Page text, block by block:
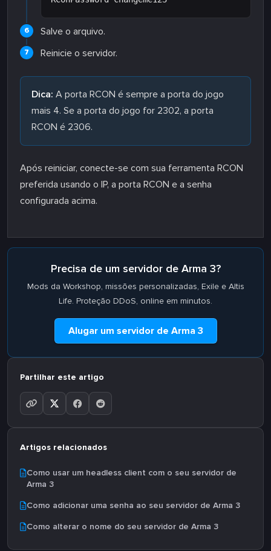
Salve o arquivo.
Reinicie o servidor.
Dica: A porta RCON é sempre a porta do jogo
mais 4. Se a porta do jogo for 2302, a porta
RCON é 2306.
Após reiniciar, conecte-se com sua ferramenta RCON
preferida usando o IP, a porta RCON e a senha
configurada acima.
Precisa de um servidor de Arma 3?
Mods da Workshop, missões personalizadas, Exile e Altis
Life. Proteção DDoS, online em minutos.
Alugar um servidor de Arma 3
Partilhar este artigo
Artigos relacionados
Como usar um headless client com o seu servidor de
Arma 3
Como adicionar uma senha ao seu servidor de Arma 3
Como alterar o nome do seu servidor de Arma 3